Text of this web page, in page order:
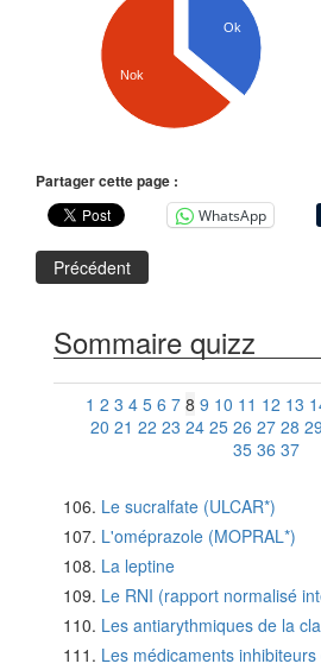
Ok
Nok
Partager cette page :
WhatsApp
Précédent
Sommaire quizz
1 2 3 4 5 6 7 8 9 10 11 12 13
20 21 22 23 24 25 26 27 28 29
35 36 37
Le sucralfate (ULCAR*)
L'oméprazole (MOPRAL*)
La leptine
Le RNI (rapport normalisé
Les antiarythmiques de la
Les médicaments